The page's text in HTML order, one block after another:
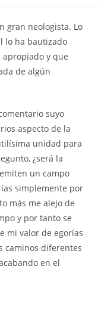
gran neologista. Lo
lo ha bautizado
y que
de algún
suyo
aspecto de la
unidad para
¿será la
un campo
simplemente por
más me alejo de
y por tanto se
mi valor de egorías
caminos diferentes
en el